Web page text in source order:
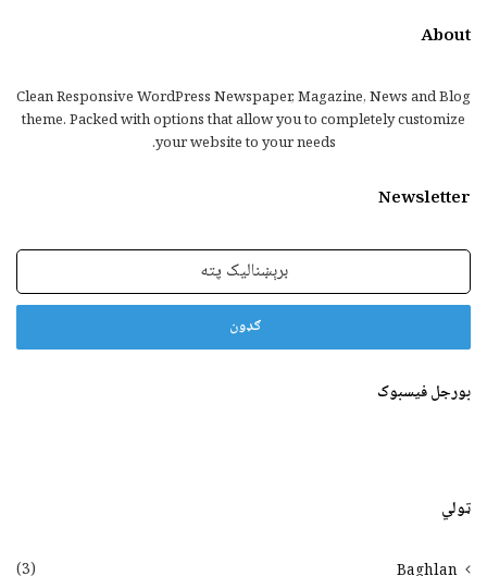
About
Clean Responsive WordPress Newspaper, Magazine, News and Blog
theme. Packed with options that allow you to completely customize
your website to your needs.
Newsletter
برېښنالیک
بورجل فیسبوک
ټولي
(3)